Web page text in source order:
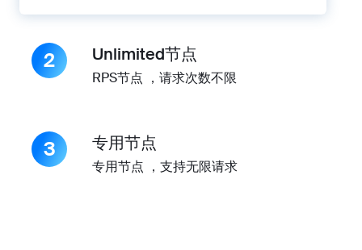
2 Unlimited节点
RPS节点 ，请求次数不限
3 专用节点
专用节点 ，支持无限请求